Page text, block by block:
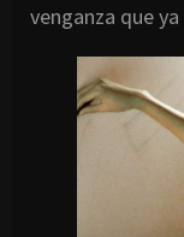
venganza que